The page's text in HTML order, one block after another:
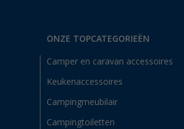
ONZE TOPCATEGORIEËN
Camper en caravan accessoires
Keukenaccessoires
Campingmeubilair
Campingtoiletten